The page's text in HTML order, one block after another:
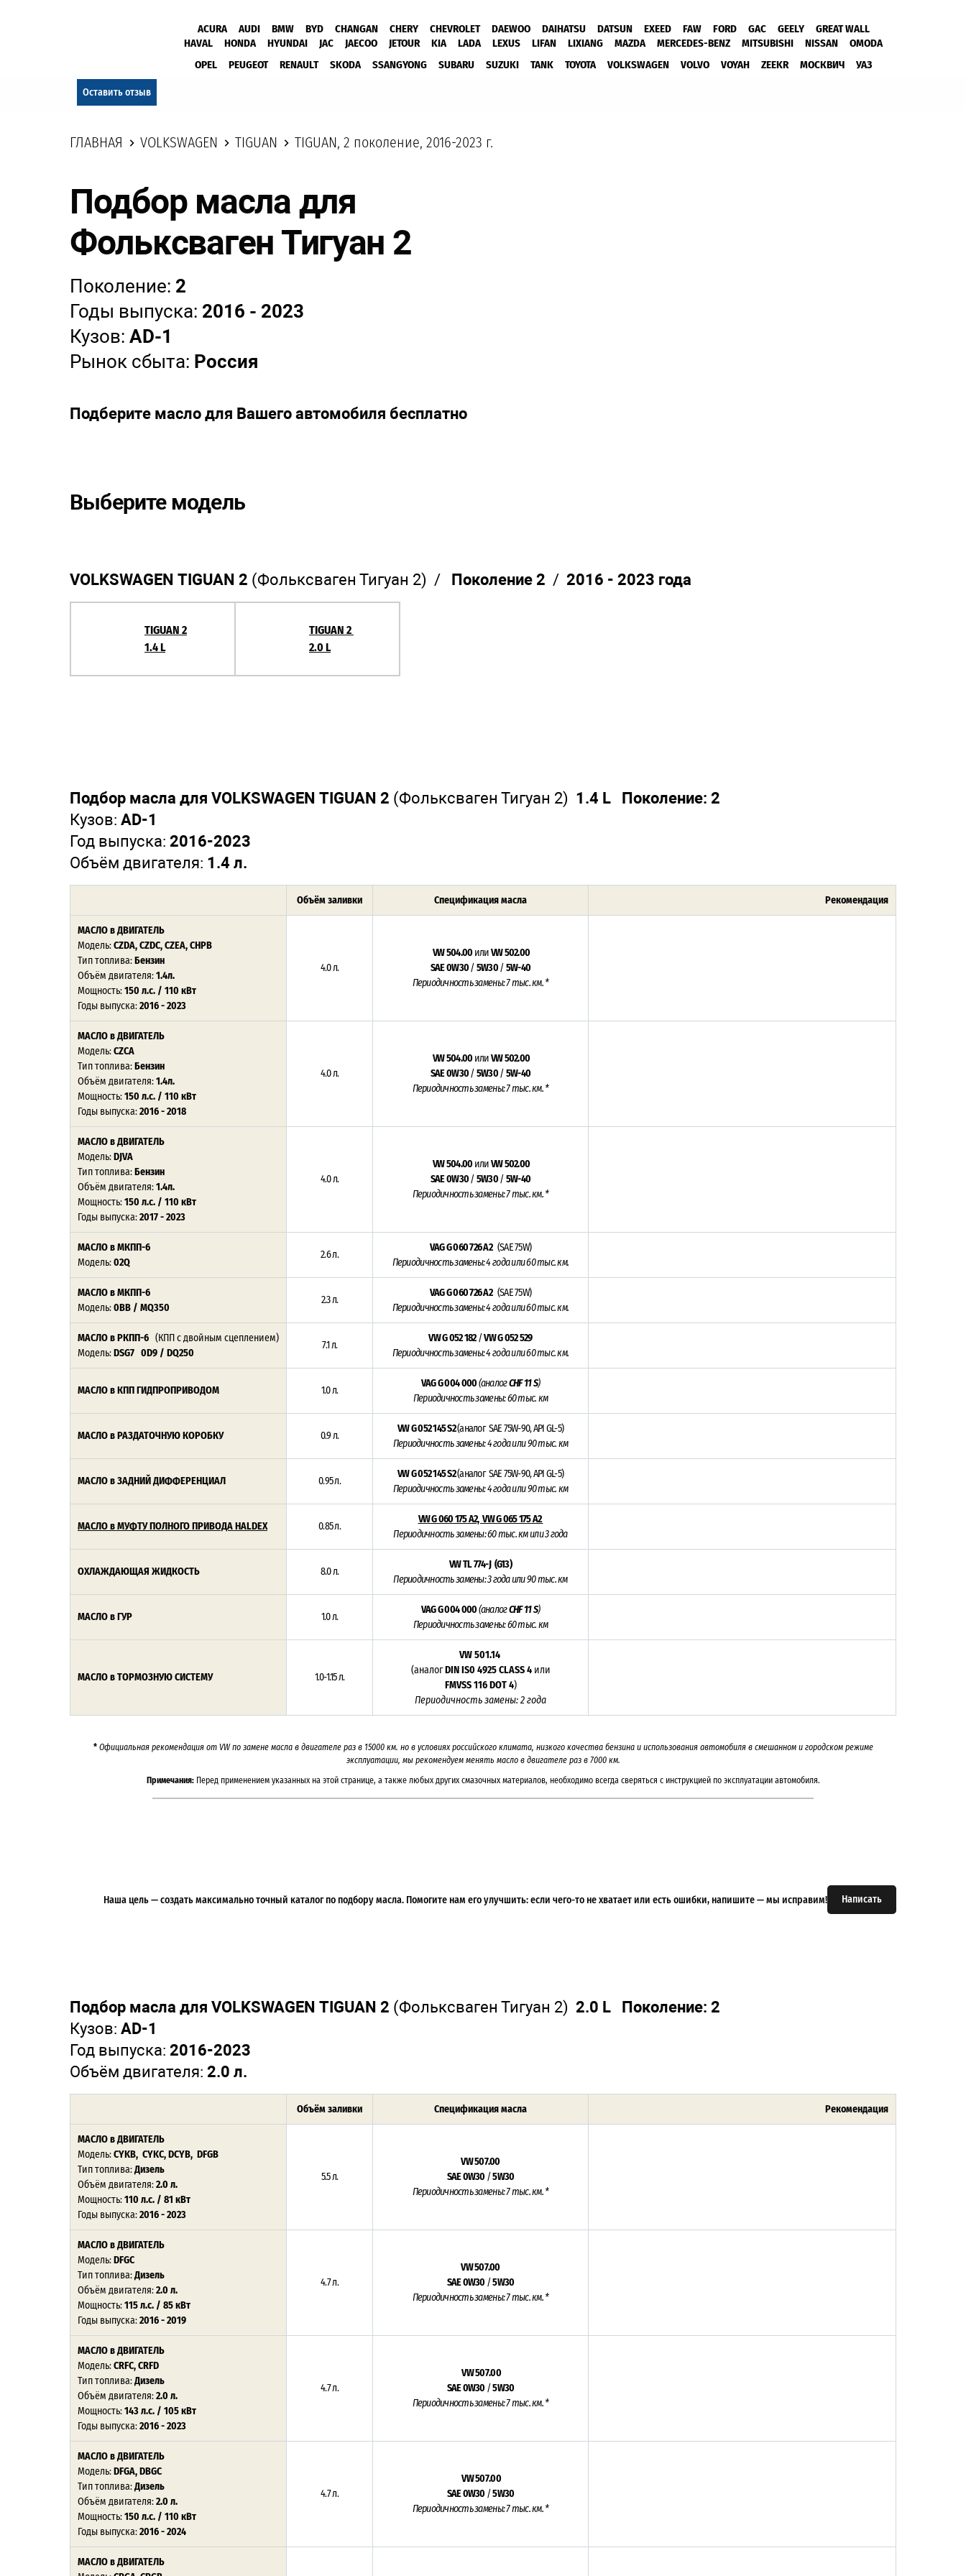
ACURA AUDI BMW BYD CHANGAN CHERY CHEVROLET DAEWOO DAIHATSU DATSUN EXEED FAW FORD GAC GEELY
GREAT WALL
HAVAL
HONDA HYUNDAI JAC JAECOO JETOUR KIA LADA LEXUS LIFAN LIXIANG MAZDA MERCEDES-BENZ MITSUBISHI NISSAN
OMODA
OPEL
PEUGEOT RENAULT SKODA SSANGYONG SUBARU SUZUKI TANK TOYOTA VOLKSWAGEN VOLVO VOYAH ZEEKR МОСКВИЧ УАЗ
Оставить отзыв
ГЛАВНАЯ VOLKSWAGEN TIGUAN TIGUAN, 2 поколение, 2016-2023 г.
Подбор масла для
Фольксваген Тигуан 2
Поколение: 2
Годы выпуска: 2016 - 2023
Кузов: AD-1
Рынок сбыта: Россия
Подберите масло для Вашего автомобиля бесплатно
Выберите модель
VOLKSWAGEN TIGUAN 2 (Фольксваген Тигуан 2) / Поколение 2 / 2016 - 2023 года
TIGUAN 2
1.4 L
TIGUAN 2
2.0 L
Подбор масла для VOLKSWAGEN TIGUAN 2 (Фольксваген Тигуан 2) 1.4 L Поколение: 2
Кузов: AD-1
Год выпуска: 2016-2023
Объём двигателя: 1.4 л.
Объём заливки Спецификация масла Рекомендация
МАСЛО в ДВИГАТЕЛЬ
Модель:CZDA, CZDC, CZEA, CHPB
Тип топлива:Бензин
Объём двигателя:1.4л.
Мощность:150 л.с. / 110 кВт
Годы выпуска:2016 - 2023
4.0 л.
VW 504.00 илиVW 502.00
SAE 0W30/5W30/5W-40
Периодичность замены: 7 тыс. км. *
МАСЛО в ДВИГАТЕЛЬ
Модель:CZCA
Тип топлива:Бензин
Объём двигателя:1.4л.
Мощность:150 л.с. / 110 кВт
Годы выпуска:2016 - 2018
4.0 л.
VW 504.00 илиVW 502.00
SAE 0W30/5W30/5W-40
Периодичность замены: 7 тыс. км. *
МАСЛО в ДВИГАТЕЛЬ
Модель:DJVA
Тип топлива:Бензин
Объём двигателя:1.4л.
Мощность:150 л.с. / 110 кВт
Годы выпуска:2017 - 2023
4.0 л.
VW 504.00 илиVW 502.00
SAE 0W30/5W30/5W-40
Периодичность замены: 7 тыс. км. *
МАСЛО в МКПП-6
Модель:02Q
2.6 л.
VAG G 060 726 A2(SAE 75W)
Периодичность замены: 4 года или 60 тыс. км.
МАСЛО в МКПП-6
Модель:0BB / MQ350
2.3 л.
VAG G 060 726 A2(SAE 75W)
Периодичность замены: 4 года или 60 тыс. км.
МАСЛО в РКПП-6 (КПП с двойным сцеплением)
Модель:DSG7 0D9 / DQ250
7.1 л.
VW G 052 182/VW G 052 529
Периодичность замены: 4 года или 60 тыс. км.
МАСЛО в КПП ГИДПРОПРИВОДОМ 1.0 л.
VAG G 004 000(аналогCHF 11 S)
Периодичность замены: 60 тыс. км
МАСЛО в РАЗДАТОЧНУЮ КОРОБКУ 0.9 л.
VW G 052 145 S2(аналог SAE 75W-90, API GL-5)
Периодичность замены: 4 года или 90 тыс. км
МАСЛО в ЗАДНИЙ ДИФФЕРЕНЦИАЛ 0.95 л.
VW G 052 145 S2(аналог SAE 75W-90, API GL-5)
Периодичность замены: 4 года или 90 тыс. км
МАСЛО в МУФТУ ПОЛНОГО ПРИВОДА HALDEX 0.85 л.
VW G 060 175 A2, VW G 065 175 A2
Периодичность замены: 60 тыс. км или 3 года
ОХЛАЖДАЮЩАЯ ЖИДКОСТЬ 8.0 л.
VW TL 774-J (G13)
Периодичность замены: 3 года или 90 тыс. км
МАСЛО в ГУР 1.0 л.
VAG G 004 000(аналогCHF 11 S)
Периодичность замены: 60 тыс. км
МАСЛО в ТОРМОЗНУЮ СИСТЕМУ 1.0-1.15 л.
VW 501.14
(аналогDIN IS0 4925 CLASS 4 или
FMVSS 116 DOT 4)
Периодичность замены: 2 года
* Официальная рекомендация от VW по замене масла в двигателе раз в 15000 км. но в условиях российского климата, низкого качества бензина и использования автомобиля в смешанном и городском режиме
эксплуатации, мы рекомендуем менять масло в двигателе раз в 7000 км.
Примечания: Перед применением указанных на этой странице, а также любых других смазочных материалов, необходимо всегда сверяться с инструкцией по эксплуатации автомобиля.
Написать
Наша цель — создать максимально точный каталог по подбору масла. Помогите нам его улучшить: если чего-то не хватает или есть ошибки, напишите — мы исправим!
Подбор масла для VOLKSWAGEN TIGUAN 2 (Фольксваген Тигуан 2) 2.0 L Поколение: 2
Кузов: AD-1
Год выпуска: 2016-2023
Объём двигателя: 2.0 л.
Объём заливки Спецификация масла Рекомендация
МАСЛО в ДВИГАТЕЛЬ
Модель:CYKB, CYKC, DCYB, DFGB
Тип топлива:Дизель
Объём двигателя:2.0 л.
Мощность:110 л.с. / 81 кВт
Годы выпуска:2016 - 2023
5.5 л.
VW 507.00
SAE 0W30 /5W30
Периодичность замены: 7 тыс. км. *
МАСЛО в ДВИГАТЕЛЬ
Модель:DFGC
Тип топлива:Дизель
Объём двигателя:2.0 л.
Мощность:115 л.с. / 85 кВт
Годы выпуска:2016 - 2019
4.7 л.
VW 507.00
SAE 0W30 /5W30
Периодичность замены: 7 тыс. км. *
МАСЛО в ДВИГАТЕЛЬ
Модель:CRFC, CRFD
Тип топлива:Дизель
Объём двигателя:2.0 л.
Мощность:143 л.с. / 105 кВт
Годы выпуска:2016 - 2023
4.7 л.
VW 507.00
SAE 0W30 /5W30
Периодичность замены: 7 тыс. км. *
МАСЛО в ДВИГАТЕЛЬ
Модель:DFGA, DBGC
Тип топлива:Дизель
Объём двигателя:2.0 л.
Мощность:150 л.с. / 110 кВт
Годы выпуска:2016 - 2024
4.7 л.
VW 507.00
SAE 0W30 /5W30
Периодичность замены: 7 тыс. км. *
МАСЛО в ДВИГАТЕЛЬ